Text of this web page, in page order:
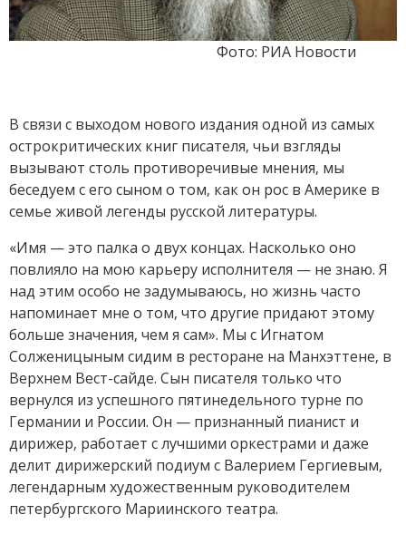
Фото: РИА Новости
В связи с выходом нового издания одной из самых
острокритических книг писателя, чьи взгляды
вызывают столь противоречивые мнения, мы
беседуем с его сыном о том, как он рос в Америке в
семье живой легенды русской литературы.
«Имя — это палка о двух концах. Насколько оно
повлияло на мою карьеру исполнителя — не знаю. Я
над этим особо не задумываюсь, но жизнь часто
напоминает мне о том, что другие придают этому
больше значения, чем я сам». Мы с Игнатом
Солженицыным сидим в ресторане на Манхэттене, в
Верхнем Вест-сайде. Сын писателя только что
вернулся из успешного пятинедельного турне по
Германии и России. Он — признанный пианист и
дирижер, работает с лучшими оркестрами и даже
делит дирижерский подиум с Валерием Гергиевым,
легендарным художественным руководителем
петербургского Мариинского театра.